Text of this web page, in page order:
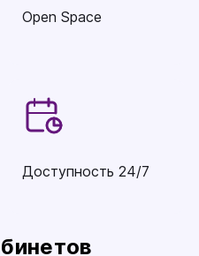
Open Space
Доступность 24/7